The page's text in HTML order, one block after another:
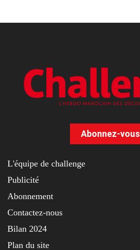
Abonnez-vous
L'équipe de challenge
Publicité
Abonnement
Contactez-nous
Bilan 2024
Plan du site